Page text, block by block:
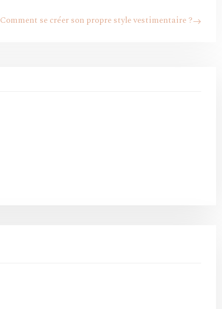
Comment se créer son propre style vestimentaire ?